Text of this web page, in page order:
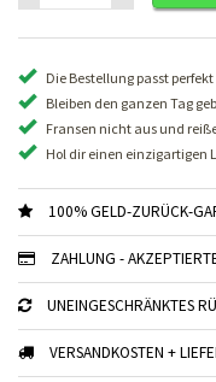
Die Bestellung passt
Bleiben den ganzen Tag
Fransen nicht aus und
Hol dir einen einzigartigen
100% GELD-ZURÜCK-
ZAHLUNG -
UNEINGESCHRÄNKTES
VERSANDKOSTEN +